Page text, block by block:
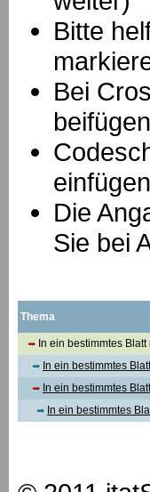
Bitte
Bei
einfügen
Die
Sie bei
Thema
In ein bestimmtes
In ein bestimmtes
In ein bestimmtes
In ein bestimmtes